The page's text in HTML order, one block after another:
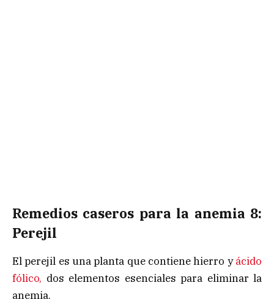
Remedios caseros para la anemia 8:
Perejil
El perejil es una planta que contiene hierro yácido
fólico, dos elementos esenciales para eliminar la
anemia.